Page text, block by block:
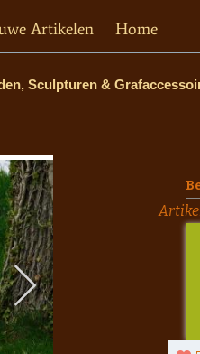
Artikelen Home
Sculpturen &